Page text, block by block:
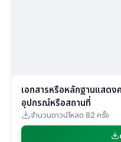
เอกสารหรือหลักฐานแสดง
อุปกรณ์หรือสถานที่
จำนวนดาวน์โหลด 82 ครั้ง